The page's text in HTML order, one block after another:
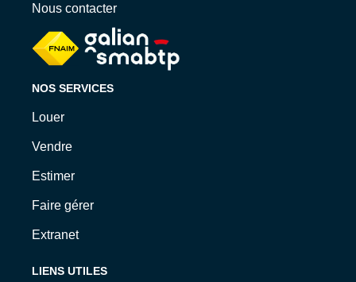
Nous contacter
NOS SERVICES
Louer
Vendre
Estimer
Faire gérer
Extranet
LIENS UTILES